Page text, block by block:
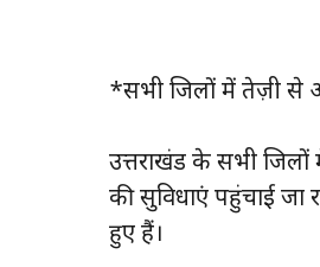
*सभी जिलों में तेज़ी से
उत्तराखंड के सभी जिलों
की सुविधाएं पहुंचाई
हुए हैं।